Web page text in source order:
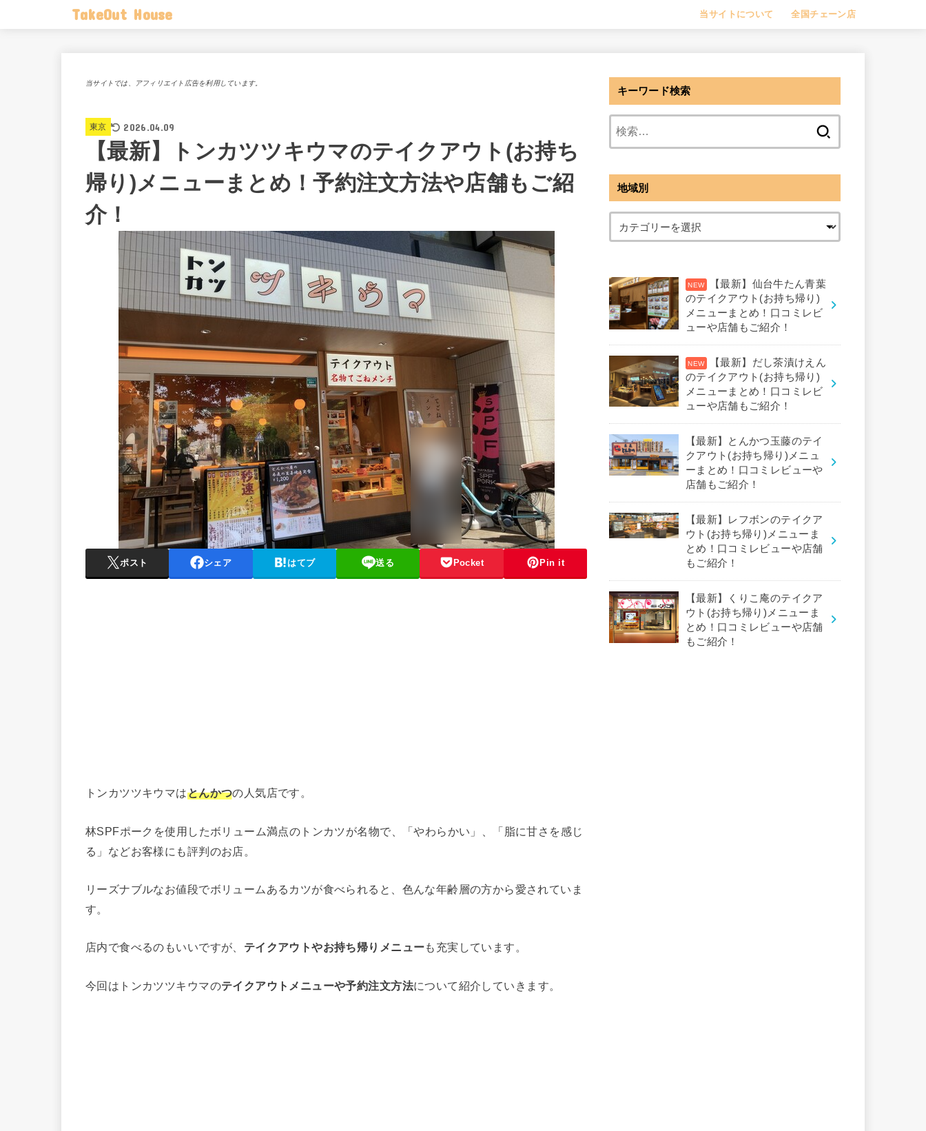
TakeOut House 当サイトについて 全国チェーン店
当サイトでは、アフィリエイト広告を利用しています。
東京 2026.04.09
【最新】トンカツツキウマのテイクアウト(お持ち
帰り)メニューまとめ！予約注文方法や店舗もご紹
介！
ポスト シェア はてブ 送る Pocket Pin it
トンカツツキウマはとんかつの人気店です。
林SPFポークを使用したボリューム満点のトンカツが名物で、「やわらかい」、「脂に甘さを感じ
る」などお客様にも評判のお店。
リーズナブルなお値段でボリュームあるカツが食べられると、色んな年齢層の方から愛されていま
す。
店内で食べるのもいいですが、 テイクアウトやお持ち帰りメニューも充実しています。
今回はトンカツツキウマのテイクアウトメニューや予約注文方法について紹介していきます。
キーワード検索
地域別
【最新】仙台牛たん青葉
のテイクアウト(お持ち帰り)
メニューまとめ！口コミレビ
ューや店舗もご紹介！
【最新】だし茶漬けえん
のテイクアウト(お持ち帰り)
メニューまとめ！口コミレビ
ューや店舗もご紹介！
【最新】とんかつ玉藤のテイ
クアウト(お持ち帰り)メニュ
ーまとめ！口コミレビューや
店舗もご紹介！
【最新】レフボンのテイクア
ウト(お持ち帰り)メニューま
とめ！口コミレビューや店舗
もご紹介！
【最新】くりこ庵のテイクア
ウト(お持ち帰り)メニューま
とめ！口コミレビューや店舗
もご紹介！